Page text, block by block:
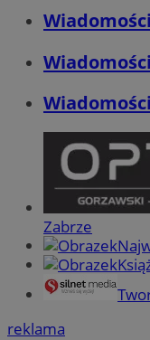
Zabrze
reklama